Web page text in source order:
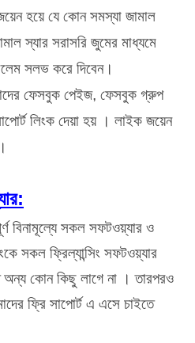
হয়ে যে কোন সমস্যা জামাল
স্যার সরাসরি জুমের মাধ্যমে
সলভ করে দিবেন।
ফেসবুক পেইজ, ফেসবুক গ্রুপ
লিংক দেয়া হয় । লাইক জয়েন
বিনামূল্যে সকল সফটওয়্যার ও
সকল ফ্রিল্যান্সিং সফটওয়্যার
অন্য কোন কিছু লাগে না । তারপরও
ফ্রি সাপোর্ট এ এসে চাইতে